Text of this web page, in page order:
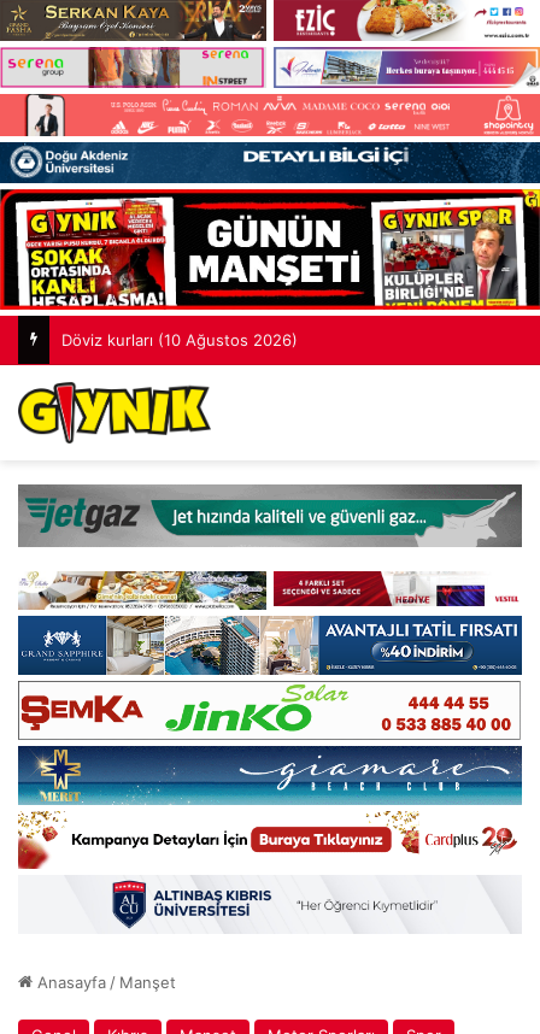
Döviz kurları (10 Ağustos 2026)
Anasayfa/ Manşet